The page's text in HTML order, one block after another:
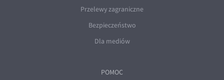
Przelewy zagraniczne
Bezpieczeństwo
Dla mediów
POMOC